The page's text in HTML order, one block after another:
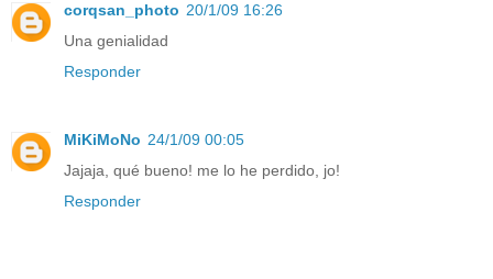
corqsan_photo 20/1/09 16:26
Una genialidad
Responder
MiKiMoNo 24/1/09 00:05
Jajaja, qué bueno! me lo he perdido, jo!
Responder